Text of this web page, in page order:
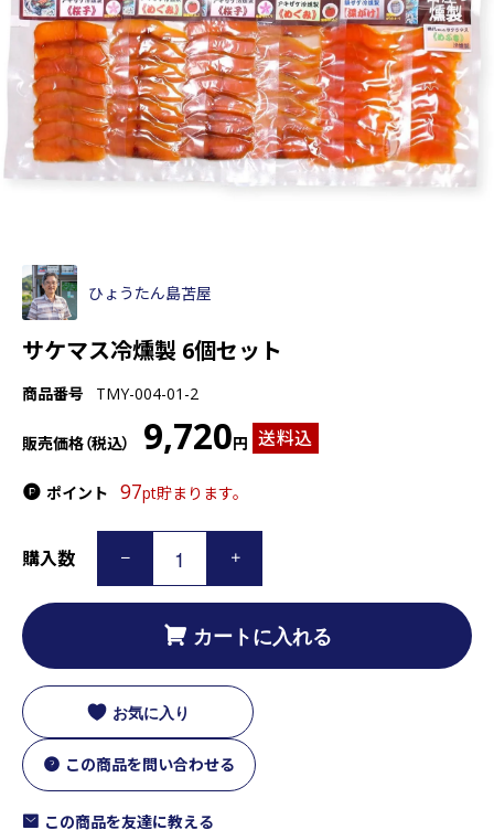
ひょうたん島苫屋
サケマス冷燻製 6個セット
商品番号 TMY-004-01-2
販売価格（税込） 9,720円 送料込
ポイント 97pt貯まります。
購入数
カートに入れる
お気に入り
この商品を問い合わせる
この商品を友達に教える